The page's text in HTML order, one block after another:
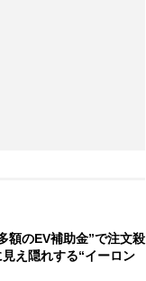
額のEV補助金”で注文殺
え隠れする“イーロン